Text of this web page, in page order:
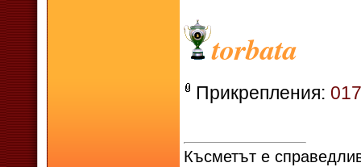
torbata
Прикрепления:
Късметът е